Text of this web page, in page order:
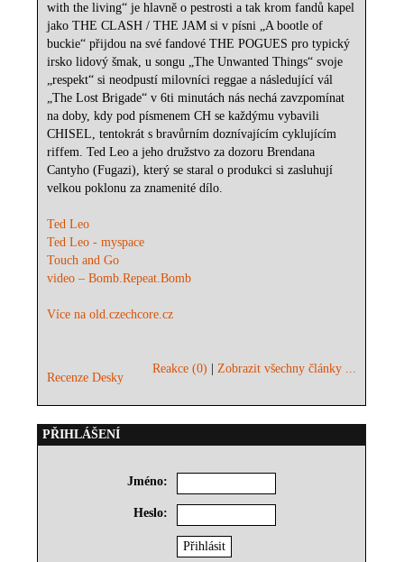
with the living“ je hlavně o pestrosti a tak krom fandů kapel
jako THE CLASH / THE JAM si v písni „A bootle of
buckie“ přijdou na své fandové THE POGUES pro typický
irsko lidový šmak, u songu „The Unwanted Things“ svoje
„respekt“ si neodpustí milovníci reggae a následující vál
„The Lost Brigade“ v 6ti minutách nás nechá zavzpomínat
na doby, kdy pod písmenem CH se každýmu vybavili
CHISEL, tentokrát s bravůrním doznívajícím cyklujícím
riffem. Ted Leo a jeho družstvo za dozoru Brendana
Cantyho (Fugazi), který se staral o produkci si zasluhují
velkou poklonu za znamenité dílo.
Ted Leo
Ted Leo - myspace
Touch and Go
video – Bomb.Repeat.Bomb
Více na old.czechcore.cz
Recenze Desky
Reakce (0) |Zobrazit všechny články ...
PŘIHLÁŠENÍ
Jméno:
Heslo: